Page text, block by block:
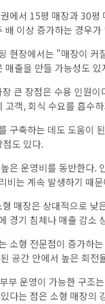
에서 15평 매장과 30
배 이상 증가하는 경우
현장에서는 "매장이
매출을 만들 가능성도
큰 장점은 수용 인원
고객, 회식 수요를 흡수
구축하는 데도 도움이
도 있다.
은 운영비를 동반한다.
비는 계속 발생하기 때
매장은 상대적으로 낮
경기 침체나 매출 감소
소형 전문점이 증가하
공간 안에서 높은 회
부 운영이 가능한 구조
다는 점은 소형 매장의